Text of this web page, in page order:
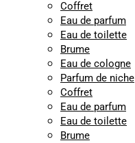
Coffret
Eau de parfum
Eau de toilette
Brume
Eau de cologne
Parfum de niche
Coffret
Eau de parfum
Eau de toilette
Brume